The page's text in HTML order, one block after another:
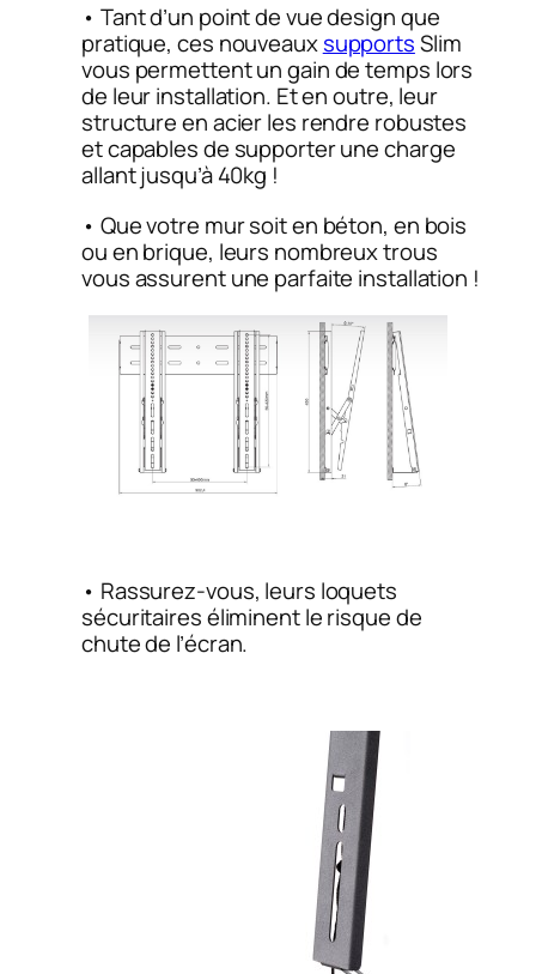
• Tant d’un point de vue design que
pratique, ces nouveauxsupportsSlim
vous permettent un gain de temps lors
de leur installation. Et en outre, leur
structure en acier les rendre robustes
et capables de supporter une charge
allant jusqu’à 40kg !
• Que votre mur soit en béton, en bois
ou en brique, leurs nombreux trous
vous assurent une parfaite installation !
• Rassurez-vous, leurs loquets
sécuritaires éliminent le risque de
chute de l’écran.